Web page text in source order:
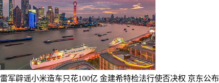
雷军辟谣小米造车只花100亿 金建希特检法行使否决权 京东公